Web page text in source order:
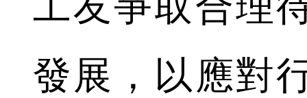
發展，以應對